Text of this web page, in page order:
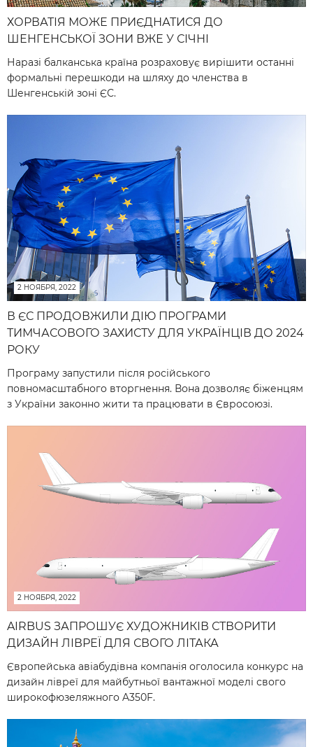
ХОРВАТІЯ МОЖЕ ПРИЄДНАТИСЯ ДО
ШЕНГЕНСЬКОЇ ЗОНИ ВЖЕ У СІЧНІ
Наразі балканська країна розраховує вирішити останні
формальні перешкоди на шляху до членства в
Шенгенській зоні ЄС.
2 НОЯБРЯ, 2022
В ЄС ПРОДОВЖИЛИ ДІЮ ПРОГРАМИ
ТИМЧАСОВОГО ЗАХИСТУ ДЛЯ УКРАЇНЦІВ ДО 2024
РОКУ
Програму запустили після російського
повномасштабного вторгнення. Вона дозволяє біженцям
з України законно жити та працювати в Євросоюзі.
2 НОЯБРЯ, 2022
AIRBUS ЗАПРОШУЄ ХУДОЖНИКІВ СТВОРИТИ
ДИЗАЙН ЛІВРЕЇ ДЛЯ СВОГО ЛІТАКА
Європейська авіабудівна компанія оголосила конкурс на
дизайн лівреї для майбутньої вантажної моделі свого
широкофюзеляжного A350F.